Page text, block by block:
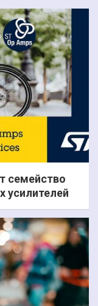
семейство
усилителей